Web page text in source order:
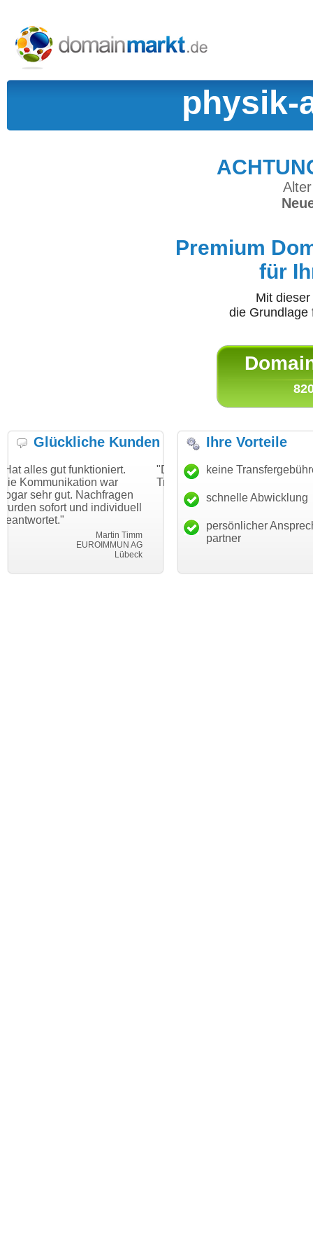
physik-
Premium
für
Mit
die
Glückliche Kunden
war
individuell
"Danke für den schnellen
Transfer und guten Service!"
Thomas Schäfer
i can eckert communication GmbH
"Ich bin
haben. Die
mein
Ihre Vorteile
keine
schnelle Abwicklung
persönlicher
partner